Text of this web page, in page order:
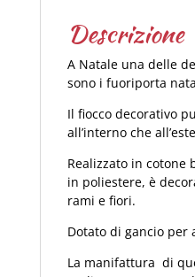
Descrizione
A Natale una delle
sono i fuoriporta
Il fiocco decorativo
all’interno che
Realizzato in cotone
in poliestere, è
rami e fiori.
Dotato di gancio per
La manifattura di